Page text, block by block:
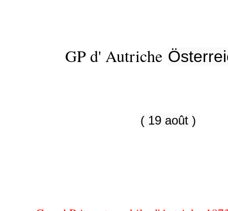
GP d' Autriche
( 19 août )